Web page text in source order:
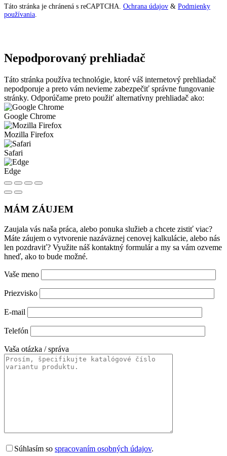
Táto stránka je chránená s reCAPTCHA. Ochrana údajov & Podmienky
používania.
Nepodporovaný prehliadač
Táto stránka používa technológie, ktoré váš internetový prehliadač
nepodporuje a preto vám nevieme zabezpečiť správne fungovanie
stránky. Odporúčame preto použiť alternatívny prehliadač ako:
Google Chrome
Mozilla Firefox
Safari
Edge
MÁM ZÁUJEM
Zaujala vás naša práca, alebo ponuka služieb a chcete zistiť viac?
Máte záujem o vytvorenie nazáväznej cenovej kalkulácie, alebo nás
len pozdraviť? Využite náš kontaktný formulár a my sa vám ozveme
hneď, ako to bude možné.
Vaše meno
Priezvisko
E-mail
Telefón
Vaša otázka / správa
Súhlasím so spracovaním osobných údajov.